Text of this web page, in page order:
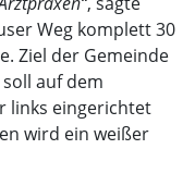
Weg komplett 30
Ziel der Gemeinde
auf dem
links eingerichtet
wird ein weißer